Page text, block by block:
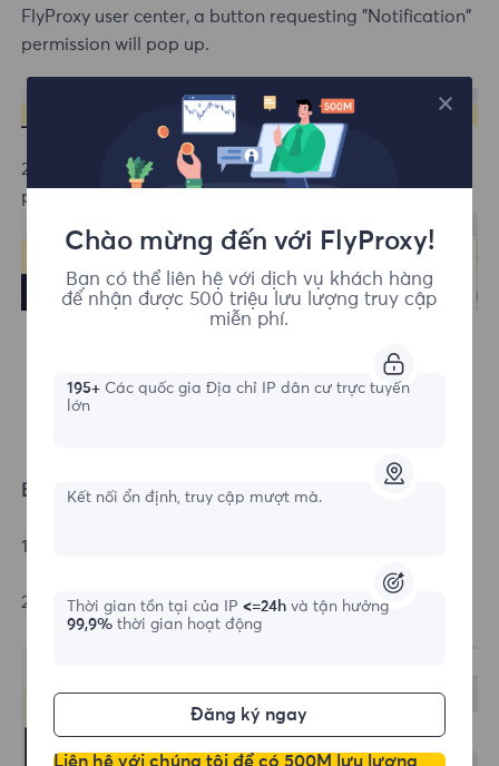
FlyProxy user center, a button requesting "Notification"
permission will pop up.
2. Click the Allow button to enable notification
permissions.
Edge Browser
1. Click the lock icon to the left of the address bar.
2. In the pop-up menu, click "Permissions for this site"
Chào mừng đến với FlyProxy!
Bạn có thể liên hệ với dịch vụ khách hàng
để nhận được 500 triệu lưu lượng truy cập
miễn phí.
195+Các quốc gia Địa chỉ IP dân cư trực tuyến
lớn
Kết nối ổn định, truy cập mượt mà.
Thời gian tồn tại của IP <=24h và tận hưởng
99,9%thời gian hoạt động
Đăng ký ngay
Liên hệ với chúng tôi để có 500M lưu lượng